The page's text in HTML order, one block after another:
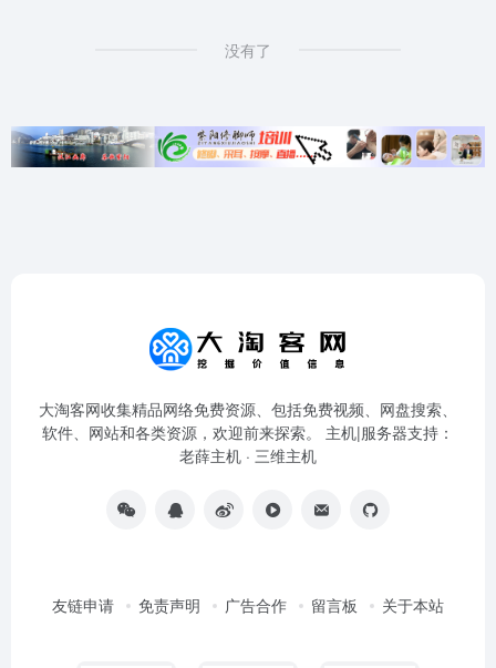
没有了
大淘客网收集精品网络免费资源、包括免费视频、网盘搜索、
软件、网站和各类资源，欢迎前来探索。 主机|服务器支持：
老薛主机 · 三维主机
友链申请 免责声明 广告合作 留言板 关于本站